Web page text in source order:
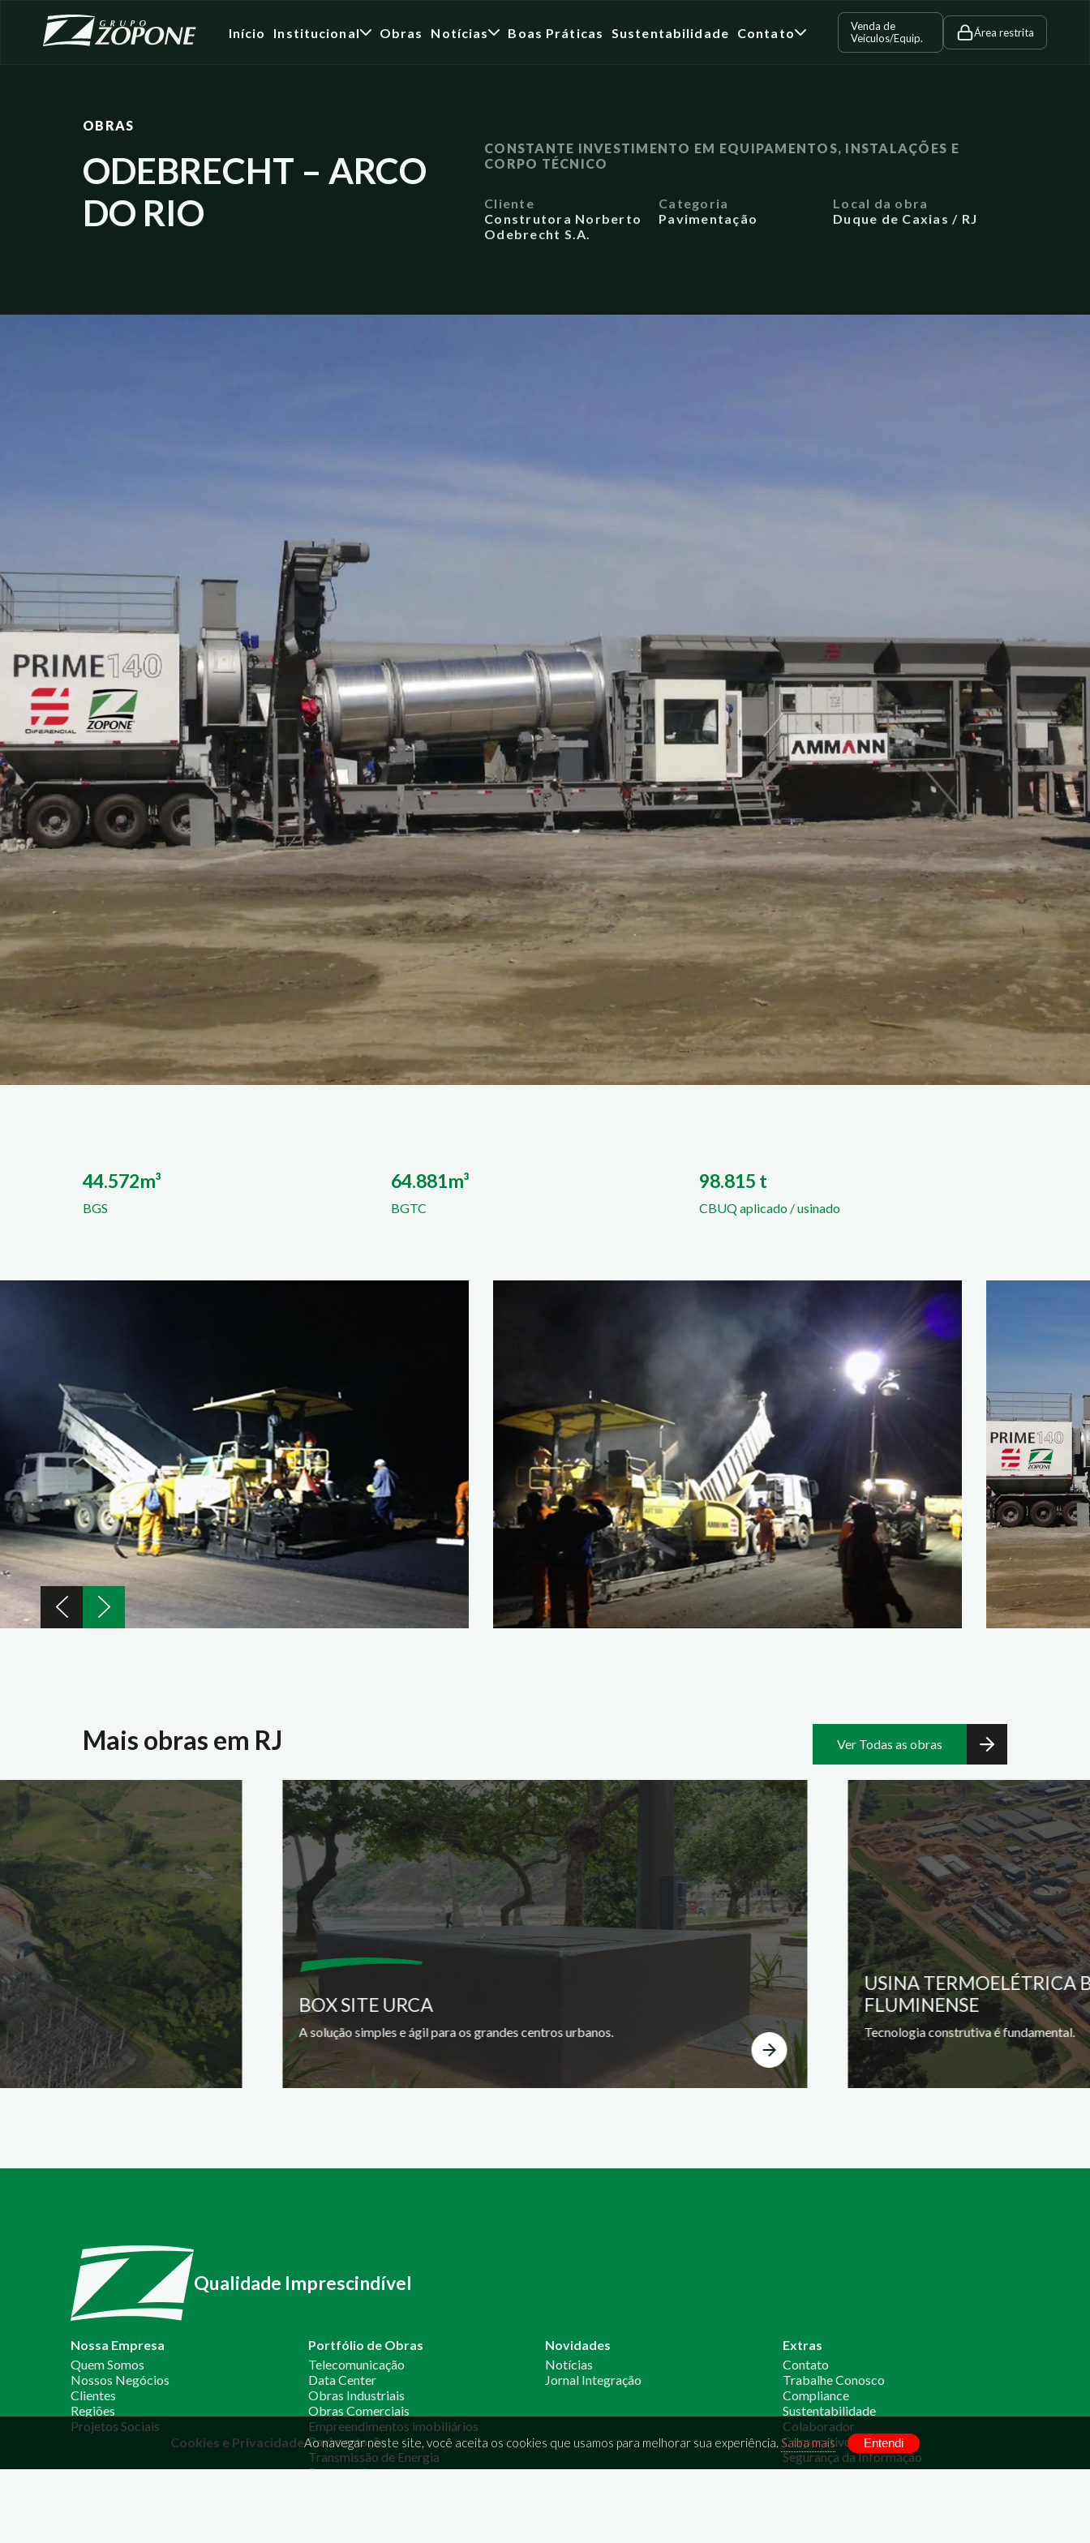
Início Institucional Obras Notícias Boas Práticas Sustentabilidade Contato
Venda de
Veículos/Equip.
Área restrita
OBRAS
ODEBRECHT – ARCO
DO RIO
CONSTANTE INVESTIMENTO EM EQUIPAMENTOS, INSTALAÇÕES E
CORPO TÉCNICO
Cliente
Construtora Norberto
Odebrecht S.A.
Categoria
Pavimentação
Local da obra
Duque de Caxias / RJ
44.572m³
BGS
64.881m³
BGTC
98.815 t
CBUQ aplicado / usinado
Mais obras em RJ Ver Todas as obras
BOX SITE URCA
A solução simples e ágil para os grandes centros urbanos.
USINA TERMOELÉTRICA
FLUMINENSE
Tecnologia construtiva é fundamental.
Qualidade Imprescindível
Nossa Empresa
Quem Somos
Nossos Negócios
Clientes
Regiões
Projetos Sociais
Portfólio de Obras
Telecomunicação
Data Center
Obras Industriais
Obras Comerciais
Empreendimentos imobiliários
Pavimentação
Transmissão de Energia
Empreendimento
Novidades
Notícias
Jornal Integração
Extras
Contato
Trabalhe Conosco
Compliance
Sustentabilidade
Colaborador
Corporativo
Segurança da Informação
Cookies e PrivacidadeAo navegar neste site, você aceita os cookies que usamos para melhorar sua experiência. Saiba mais Entendi